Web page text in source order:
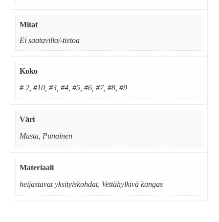
Mitat
Ei saatavilla/-tietoa
Koko
# 2, #10, #3, #4, #5, #6, #7, #8, #9
Väri
Musta, Punainen
Materiaali
heijastavat yksityiskohdat, Vettähylkivä kangas